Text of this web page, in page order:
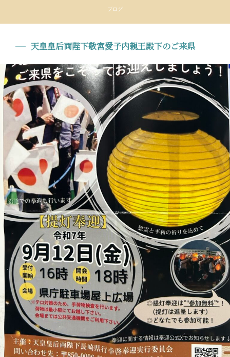
ブログ
天皇皇后両陛下敬宮愛子内親王殿下のご来県